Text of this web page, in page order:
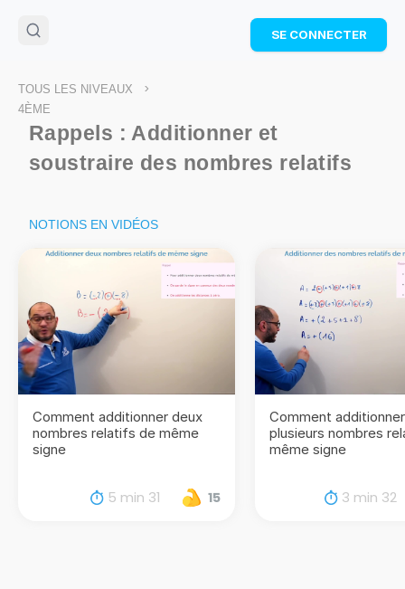
🌴Cahier de vacances offert
: révise les maths cet
Télécharge ton PDF gratuit et progresse avec des
SE CONNECTER
TOUS LES NIVEAUX >
4ÈME
Rappels : Additionner et
soustraire des nombres relatifs
NOTIONS EN VIDÉOS
Comment additionner deux
nombres relatifs de même
signe
5 min 31 15
Comment additionner
plusieurs nombres
même signe
3 min 32